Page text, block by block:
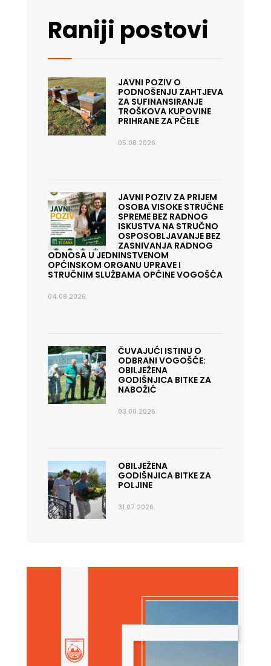
Raniji postovi
JAVNI POZIV O
PODNOŠENJU ZAHTJEVA
ZA SUFINANSIRANJE
TROŠKOVA KUPOVINE
PRIHRANE ZA PČELE
05.08.2026.
JAVNI POZIV ZA PRIJEM
OSOBA VISOKE STRUČNE
SPREME BEZ RADNOG
ISKUSTVA NA STRUČNO
OSPOSOBLJAVANJE BEZ
ZASNIVANJA RADNOG
ODNOSA U JEDNINSTVENOM
OPĆINSKOM ORGANU UPRAVE I
STRUČNIM SLUŽBAMA OPĆINE VOGOŠĆA
04.08.2026.
ČUVAJUĆI ISTINU O
ODBRANI VOGOŠĆE:
OBILJEŽENA
GODIŠNJICA BITKE ZA
NABOŽIĆ
03.08.2026.
OBILJEŽENA
GODIŠNJICA BITKE ZA
POLJINE
31.07.2026.